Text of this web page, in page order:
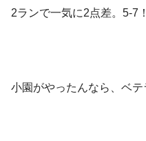
2ランで一気に2点差。5-7！
小園がやったんなら、ベ